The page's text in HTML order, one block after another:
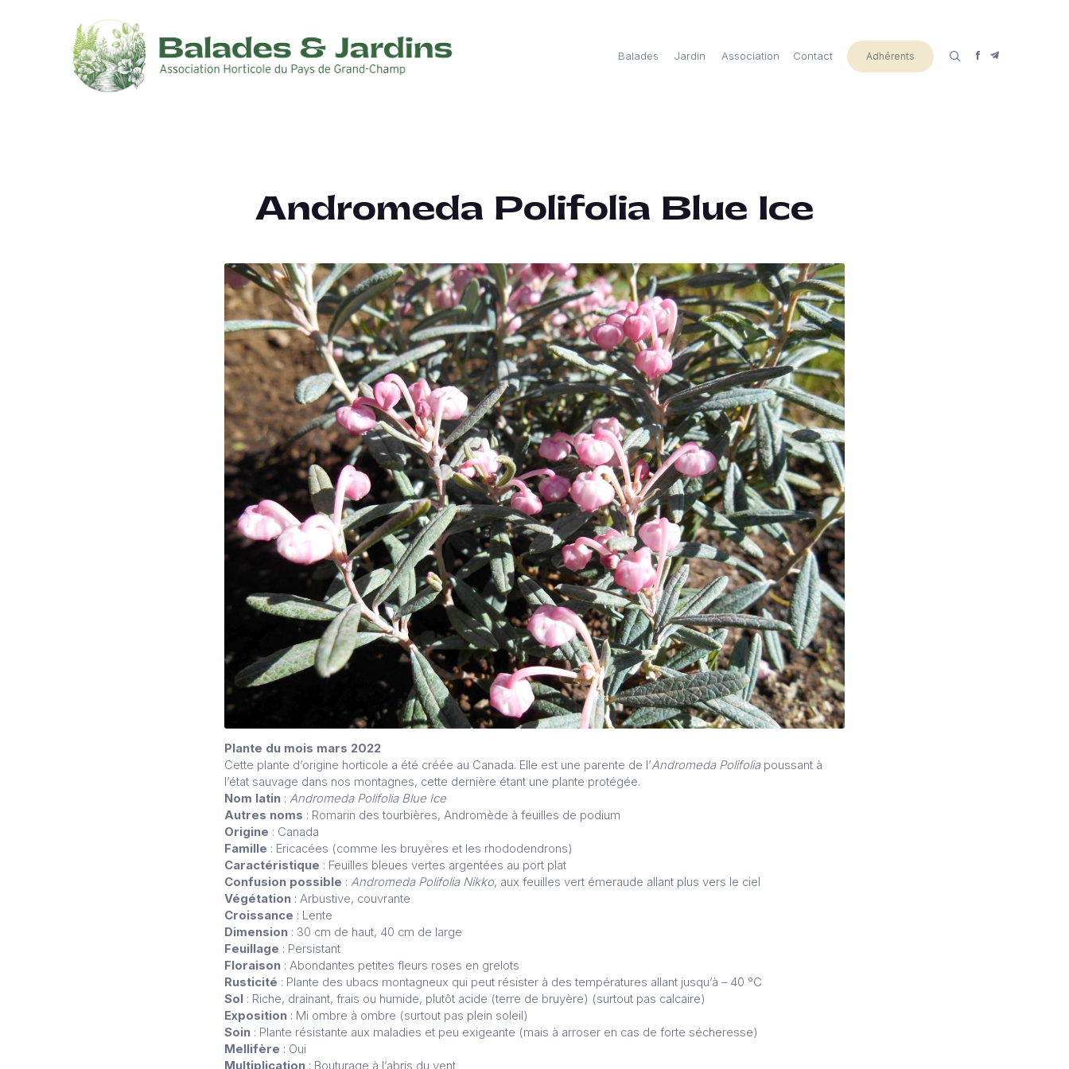
Balades Jardin Association Adhérents
Contact
Andromeda Polifolia Blue Ice
Plante du mois mars 2022
Cette plante d’origine horticole a été créée au Canada. Elle est une parente de l’Andromeda Polifolia poussant à
l’état sauvage dans nos montagnes, cette dernière étant une plante protégée.
Nom latin : Andromeda Polifolia Blue Ice
Autres noms : Romarin des tourbières, Andromède à feuilles de podium
Origine : Canada
Famille : Ericacées (comme les bruyères et les rhododendrons)
Caractéristique : Feuilles bleues vertes argentées au port plat
Confusion possible : Andromeda Polifolia Nikko, aux feuilles vert émeraude allant plus vers le ciel
Végétation : Arbustive, couvrante
Croissance : Lente
Dimension : 30 cm de haut, 40 cm de large
Feuillage : Persistant
Floraison : Abondantes petites fleurs roses en grelots
Rusticité : Plante des ubacs montagneux qui peut résister à des températures allant jusqu’à – 40 °C
Sol : Riche, drainant, frais ou humide, plutôt acide (terre de bruyère) (surtout pas calcaire)
Exposition : Mi ombre à ombre (surtout pas plein soleil)
Soin : Plante résistante aux maladies et peu exigeante (mais à arroser en cas de forte sécheresse)
Mellifère : Oui
Multiplication : Bouturage à l’abris du vent